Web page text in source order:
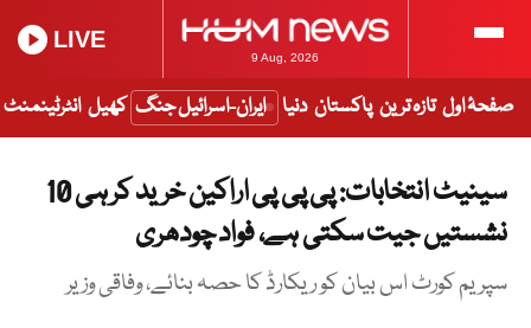
9 Aug, 2026
LIVE
صفحۂ اول تازہ ترین پاکستان دنیا ایران-اسرائیل جنگ کھیل انٹرٹینمنٹ
سینیٹ انتخابات: پی پی پی اراکین خرید کر ہی 10
نشستیں جیت سکتی ہے، فواد چودھری
سپریم کورٹ اس بیان کو ریکارڈ کا حصہ بنائے، وفاقی وزیر